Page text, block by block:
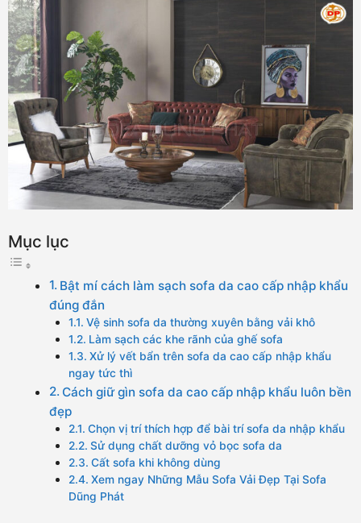
Mục lục
Bật mí cách làm sạch sofa da cao cấp nhập khẩu
đúng đắn
Vệ sinh sofa da thường xuyên bằng vải khô
Làm sạch các khe rãnh của ghế sofa
Xử lý vết bẩn trên sofa da cao cấp nhập khẩu
ngay tức thì
Cách giữ gìn sofa da cao cấp nhập khẩu luôn bền
đẹp
Chọn vị trí thích hợp để bài trí sofa da nhập khẩu
Sử dụng chất dưỡng vỏ bọc sofa da
Cất sofa khi không dùng
Xem ngay Những Mẫu Sofa Vải Đẹp Tại Sofa
Dũng Phát